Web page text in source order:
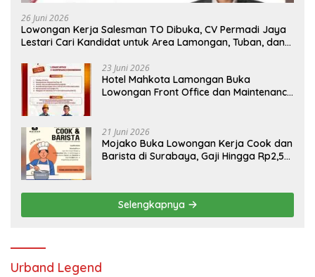
26 Juni 2026
Lowongan Kerja Salesman TO Dibuka, CV Permadi Jaya
Lestari Cari Kandidat untuk Area Lamongan, Tuban, dan
23 Juni 2026
Hotel Mahkota Lamongan Buka
Lowongan Front Office dan Maintenance
21 Juni 2026
Mojako Buka Lowongan Kerja Cook dan
Barista di Surabaya, Gaji Hingga Rp2,5
Selengkapnya
Urband Legend